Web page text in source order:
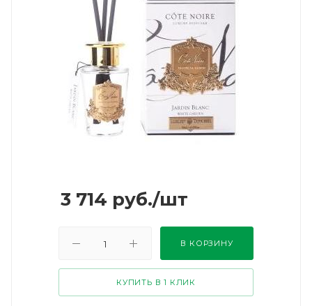
3 714 руб./шт
В КОРЗИНУ
КУПИТЬ В 1 КЛИК